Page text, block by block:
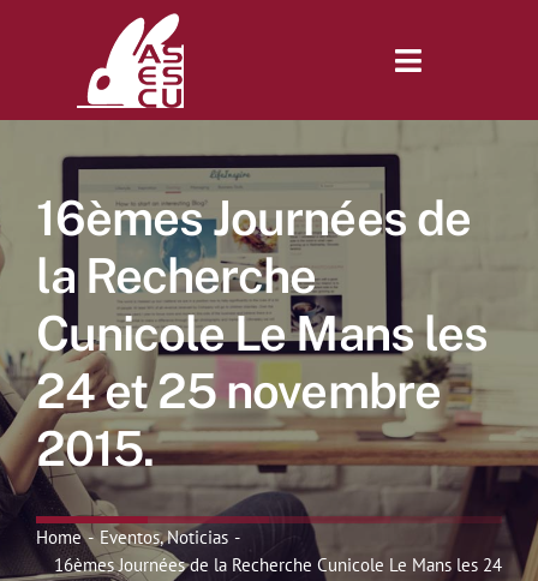
Toggle
Inicio
Revista
Tienda
Lonjas
Symposiums
Noticias
16èmes Journées de
la Recherche
Cunicole Le Mans les
24 et 25 novembre
2015.
Home Eventos Noticias
16èmes Journées de la Recherche Cunicole Le Mans les 24